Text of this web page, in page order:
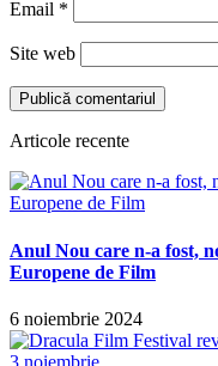
Email *
Site web
Articole recente
Anul Nou care n-a fost,
Europene de Film
6 noiembrie 2024